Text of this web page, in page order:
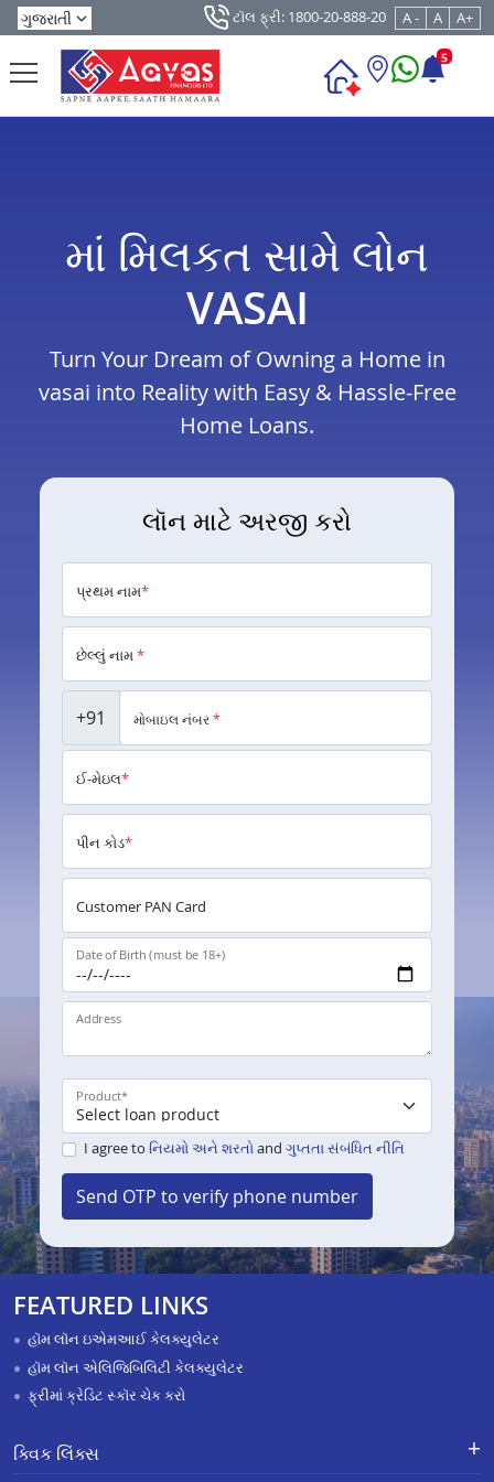
ટૉલ ફ્રી: 1800-20-888-20 A - A A+
5
માં મિલકત સામે લોન
VASAI
Turn Your Dream of Owning a Home in
vasai into Reality with Easy & Hassle-Free
Home Loans.
લૉન માટે અરજી કરો
પ્રથમ નામ*
છેલ્લું નામ*
+91 મોબાઇલ નંબર*
ઈ-મેઇલ*
પીન કોડ*
Customer PAN Card
Date of Birth (must be 18+)
Address
Product*
I agree to નિયમો અને શરતોand ગુપ્તતા સંબંધિત નીતિ
Send OTP to verify phone number
FEATURED LINKS
હૉમ લૉન ઇએમઆઈ કેલક્યુલેટર
હૉમ લૉન એલિજિબિલિટી કેલક્યુલેટર
ફ્રીમાં ક્રેડિટ સ્કૉર ચેક કરો
ક્વિક લિંક્સ